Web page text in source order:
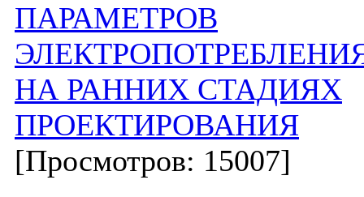
ПАРАМЕТРОВ
НА РАННИХ СТАДИЯХ
ПРОЕКТИРОВАНИЯ
[Просмотров: 15007]